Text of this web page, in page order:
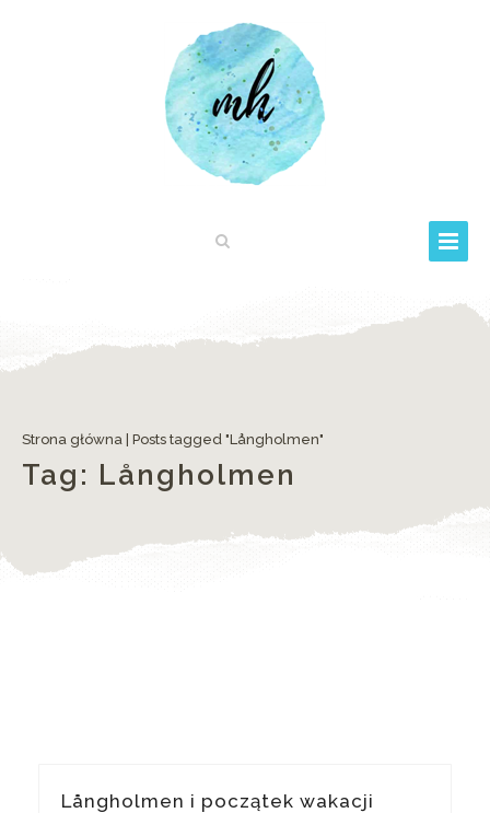
Strona główna Posts tagged "Långholmen"
Tag: Långholmen
Långholmen i początek wakacji